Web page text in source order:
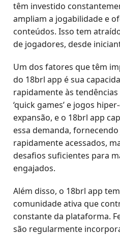
têm investido
ampliam a jogabilidade e
conteúdos. Isso tem
de jogadores, desde
Um dos fatores que têm
do 18brl app é sua
rapidamente às
‘quick games’ e jogos
expansão, e o 18brl app
essa demanda,
rapidamente acessados,
desafios suficientes para
engajados.
Além disso, o 18brl app
comunidade ativa que
constante da plataforma.
são regularmente